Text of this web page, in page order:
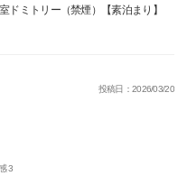
ドミトリー（禁煙）【素泊まり】
投稿日：2026/03/20
3